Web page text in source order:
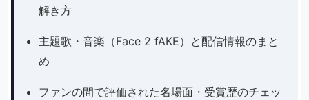
解き方
主題歌・音楽（Face 2 fAKE）と配信情報のまと
め
ファンの間で評価された名場面・受賞歴のチェッ